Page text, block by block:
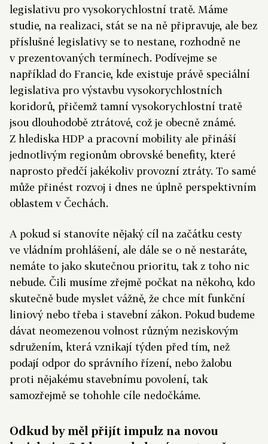
legislativu pro vysokorychlostní tratě. Máme
studie, na realizaci, stát se na ně připravuje, ale bez
příslušné legislativy se to nestane, rozhodně ne
v prezentovaných termínech. Podívejme se
například do Francie, kde existuje právě speciální
legislativa pro výstavbu vysokorychlostních
koridorů, přičemž tamní vysokorychlostní tratě
jsou dlouhodobě ztrátové, což je obecně známé.
Z hlediska HDP a pracovní mobility ale přináší
jednotlivým regionům obrovské benefity, které
naprosto předčí jakékoliv provozní ztráty. To samé
může přinést rozvoj i dnes ne úplně perspektivním
oblastem v Čechách.
A pokud si stanovíte nějaký cíl na začátku cesty
ve vládním prohlášení, ale dále se o ně nestaráte,
nemáte to jako skutečnou prioritu, tak z toho nic
nebude. Čili musíme zřejmě počkat na někoho, kdo
skutečně bude myslet vážně, že chce mít funkční
liniový nebo třeba i stavební zákon. Pokud budeme
dávat neomezenou volnost různým neziskovým
sdružením, která vznikají týden před tím, než
podají odpor do správního řízení, nebo žalobu
proti nějakému stavebnímu povolení, tak
samozřejmě se tohohle cíle nedočkáme.
Odkud by měl přijít impulz na novou